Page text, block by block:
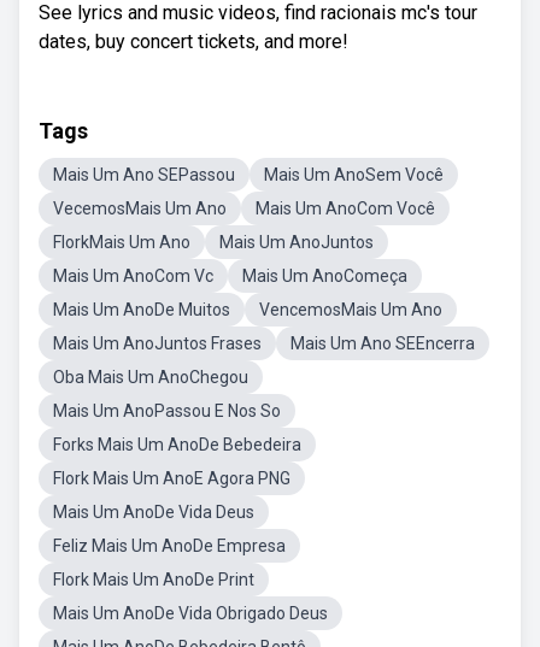
See lyrics and music videos, find racionais mc's tour
dates, buy concert tickets, and more!
Tags
Mais Um Ano SEPassou
Mais Um AnoSem Você
VecemosMais Um Ano
Mais Um AnoCom Você
FlorkMais Um Ano
Mais Um AnoJuntos
Mais Um AnoCom Vc
Mais Um AnoComeça
Mais Um AnoDe Muitos
VencemosMais Um Ano
Mais Um AnoJuntos Frases
Mais Um Ano SEEncerra
Oba Mais Um AnoChegou
Mais Um AnoPassou E Nos So
Forks Mais Um AnoDe Bebedeira
Flork Mais Um AnoE Agora PNG
Mais Um AnoDe Vida Deus
Feliz Mais Um AnoDe Empresa
Flork Mais Um AnoDe Print
Mais Um AnoDe Vida Obrigado Deus